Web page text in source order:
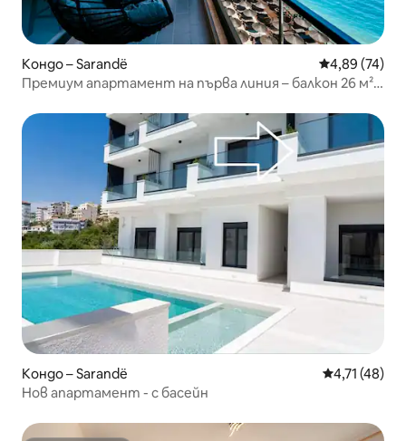
Кондо – Sarandë Средна
4,89 (74)
Премиум апартамент на първа линия – балкон 26 м² и
Кондо – Sarandë Средна
4,71 (48)
Нов апартамент - с басейн